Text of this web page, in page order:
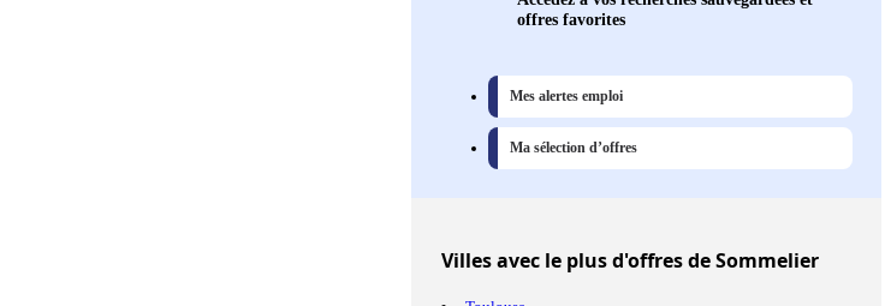
offres favorites
Mes alertes emploi
Ma sélection d’offres
Villesavec le plus d'offres de Sommelier